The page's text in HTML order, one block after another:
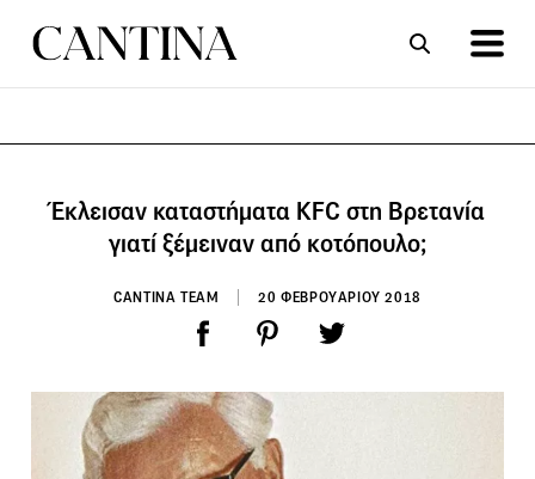
Έκλεισαν καταστήματα KFC στη Βρετανία
γιατί ξέμειναν από κοτόπουλο;
CANTINA TEAM 20 ΦΕΒΡΟΥΑΡΙΟΥ 2018